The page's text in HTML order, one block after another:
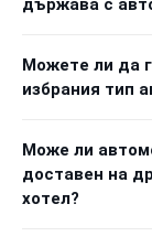
държава с
Можете ли да
избрания тип
Може ли
доставен на
хотел?